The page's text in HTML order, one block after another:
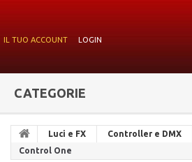
IL TUO ACCOUNT
LOGIN
CATEGORIE
Luci e FX Controller e DMX
Control One